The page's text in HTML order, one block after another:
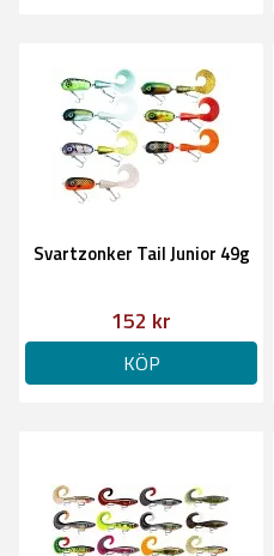
Svartzonker Tail Junior 49g
152 kr
KÖP